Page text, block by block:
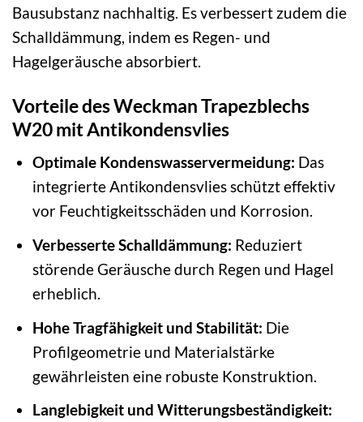
Bausubstanz nachhaltig. Es verbessert zudem die
Schalldämmung, indem es Regen- und
Hagelgeräusche absorbiert.
Vorteile des Weckman Trapezblechs
W20 mit Antikondensvlies
Optimale Kondenswasservermeidung: Das
integrierte Antikondensvlies schützt effektiv
vor Feuchtigkeitsschäden und Korrosion.
Verbesserte Schalldämmung: Reduziert
störende Geräusche durch Regen und Hagel
erheblich.
Hohe Tragfähigkeit und Stabilität: Die
Profilgeometrie und Materialstärke
gewährleisten eine robuste Konstruktion.
Langlebigkeit und Witterungsbeständigkeit: